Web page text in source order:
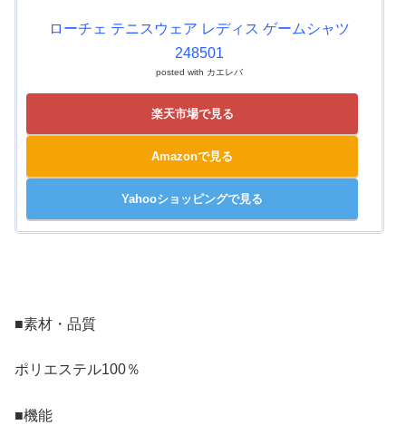
ローチェ テニスウェア レディス ゲームシャツ
248501
posted with カエレバ
楽天市場で見る
Amazonで見る
Yahooショッピングで見る
■素材・品質
ポリエステル100％
■機能